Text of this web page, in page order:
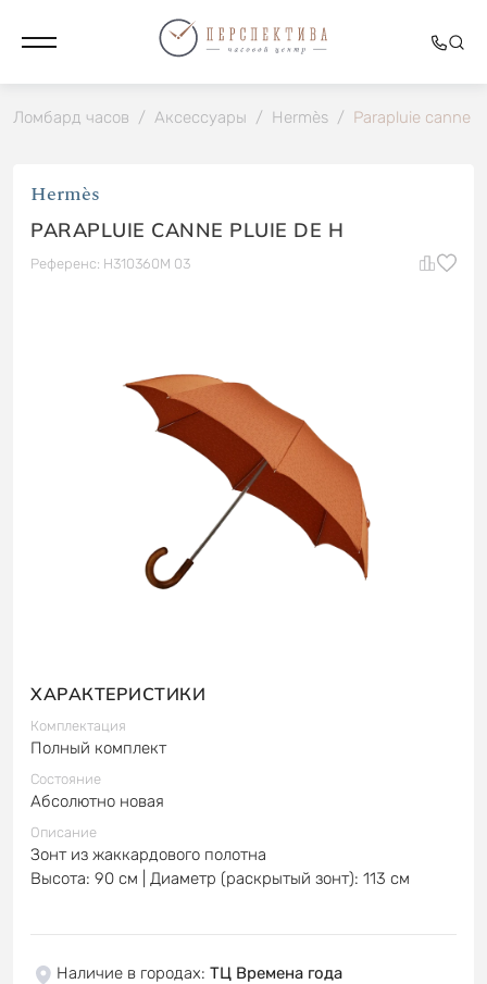
Ломбард часов / Аксессуары / Hermès / Parapluie canne
Hermès
PARAPLUIE CANNE PLUIE DE H
Референс: H310360M 03
ХАРАКТЕРИСТИКИ
Комплектация
Полный комплект
Состояние
Абсолютно новая
Описание
Зонт из жаккардового полотна
Высота: 90 см | Диаметр (раскрытый зонт): 113 см
Наличие в городах: ТЦ Времена года